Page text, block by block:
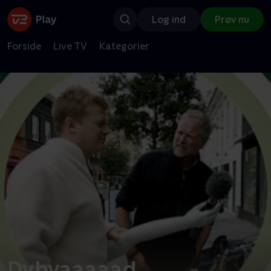
Log ind Prøv nu
Forside Live TV Kategorier